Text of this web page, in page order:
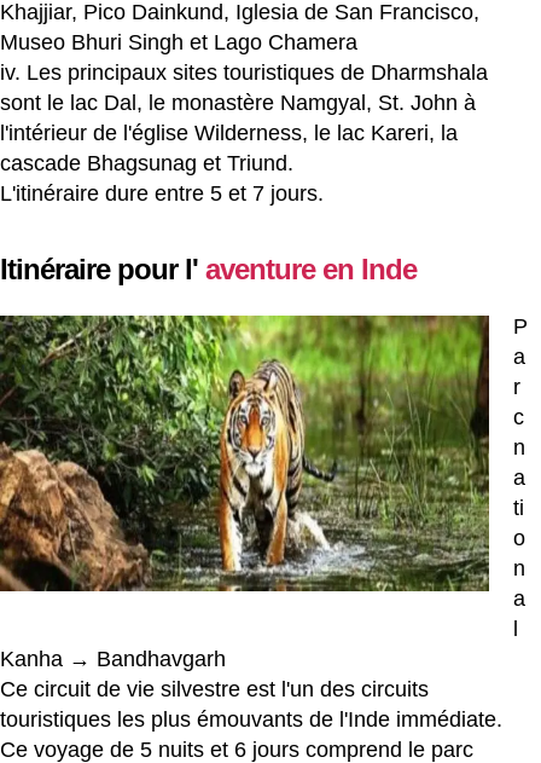
Khajjiar, Pico Dainkund, Iglesia de San Francisco,
Museo Bhuri Singh et Lago Chamera
iv. Les principaux sites touristiques de Dharmshala
sont le lac Dal, le monastère Namgyal, St. John à
l'intérieur de l'église Wilderness, le lac Kareri, la
cascade Bhagsunag et Triund.
L'itinéraire dure entre 5 et 7 jours.
Itinéraire pour l'aventure en Inde
P
a
r
c
n
a
ti
o
n
a
Kanha → Bandhavgarh
Ce circuit de vie silvestre est l'un des circuits
touristiques les plus émouvants de l'Inde immédiate.
Ce voyage de 5 nuits et 6 jours comprend le parc